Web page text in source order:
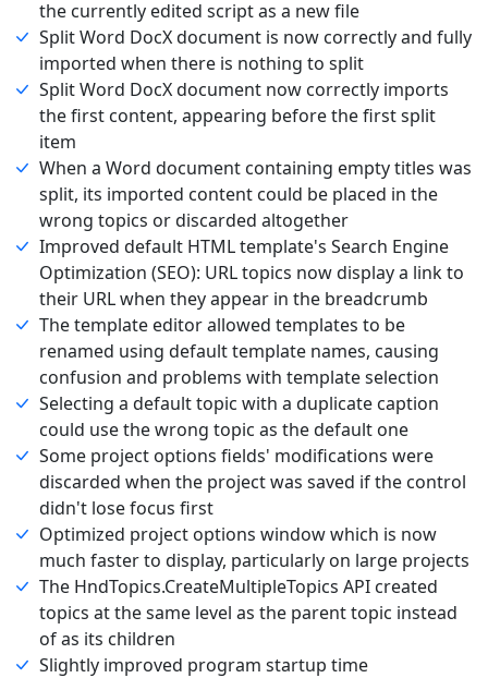
the currently edited script as a new file
Split Word DocX document is now correctly and fully
imported when there is nothing to split
Split Word DocX document now correctly imports
the first content, appearing before the first split
item
When a Word document containing empty titles was
split, its imported content could be placed in the
wrong topics or discarded altogether
Improved default HTML template's Search Engine
Optimization (SEO): URL topics now display a link to
their URL when they appear in the breadcrumb
The template editor allowed templates to be
renamed using default template names, causing
confusion and problems with template selection
Selecting a default topic with a duplicate caption
could use the wrong topic as the default one
Some project options fields' modifications were
discarded when the project was saved if the control
didn't lose focus first
Optimized project options window which is now
much faster to display, particularly on large projects
The HndTopics.CreateMultipleTopics API created
topics at the same level as the parent topic instead
of as its children
Slightly improved program startup time